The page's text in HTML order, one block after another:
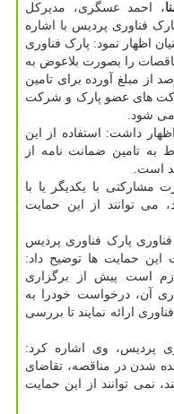
، احمد عسگری، مدیرکل
فناوری پردیس با اشاره
اظهار نمود: پارک فناوری
مناقصات را بصورت بلاعوض به
اعطا می کند. همین طور ۵۰ درصد از مبلغ آورده برای تامین
های عضو پارک و شرکت
شود.
داشت: استفاده از این
به تامین ضمانت نامه از
است.
با یکدیگر یا با
می توانند از این حمایت
پارک فناوری پردیس
این حمایت ها توضیح داد:
است پیش از برگزاری
آن، درخواست خودرا به
ارائه نمایند تا بررسی
پردیس، وی اشاره کرد:
شدن در مناقصه، تقاضای
نمی توانند از این حمایت